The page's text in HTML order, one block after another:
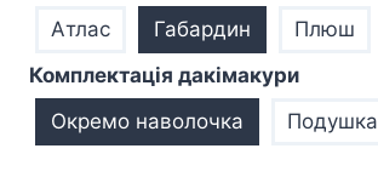
Атлас
Габардин Плюш
Комплектація дакімакури
Окремо наволочка
Подушка